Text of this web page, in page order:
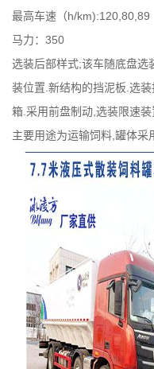
最高车速（h/km):120,80,89
马力：350
选装后部样式;该车随底盘选
装位置.新结构的挡泥板.选
箱.采用前盘制动,选装限速
主要用途为运输饲料,罐体